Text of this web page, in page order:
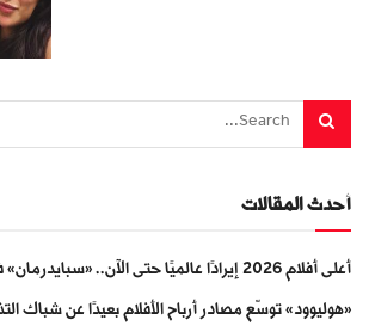
أحدث المقالات
أعلى أفلام 2026 إيرادًا عالميًا حتى الآن.. «سبايدرمان» في الصدارة
«هوليوود» توسّع مصادر أرباح الأفلام بعيدًا عن شباك